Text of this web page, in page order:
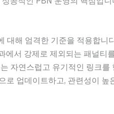
대해 엄격한 기준을 적용합니
에서 강제로 제외되는 패널티
자연스럽고 유기적인 링크를
로 업데이트하고, 관련성이 높